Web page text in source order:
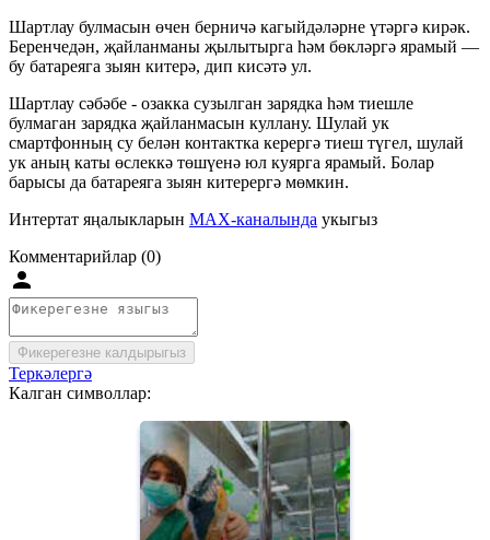
Шартлау булмасын өчен берничә кагыйдәләрне үтәргә кирәк.
Беренчедән, җайланманы җылытырга һәм бөкләргә ярамый —
бу батареяга зыян китерә, дип кисәтә ул.
Шартлау сәбәбе - озакка сузылган зарядка һәм тиешле
булмаган зарядка җайланмасын куллану. Шулай ук
смартфонның су белән контактка керергә тиеш түгел, шулай
ук аның каты өслеккә төшүенә юл куярга ярамый. Болар
барысы да батареяга зыян китерергә мөмкин.
Интертат яңалыкларын MAX-каналында укыгыз
Комментарийлар (0)
Фикерегезне калдырыгыз
Теркәлергә
Калган символлар: